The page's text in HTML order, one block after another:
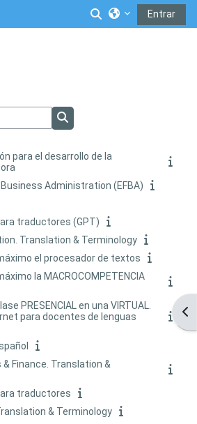
Selector de
Entrar
Buscar cursos
para el desarrollo de la
Administration (EFBA)
traductores (GPT)
Translation & Terminology
el procesador de textos
la MACROCOMPETENCIA
PRESENCIAL en una VIRTUAL.
para docentes de lenguas
Finance. Translation &
traductores
& Terminology